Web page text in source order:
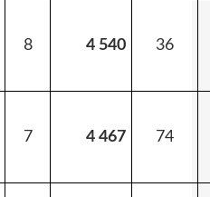
8 4 540 36
7 4 467 74